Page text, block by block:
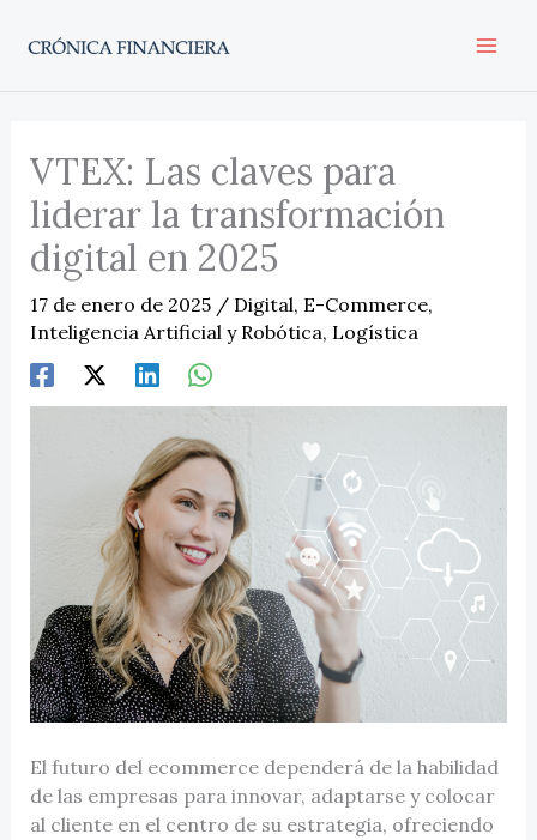
VTEX: Las claves para
liderar la transformación
digital en 2025
17 de enero de 2025 / Digital, E-Commerce,
Inteligencia Artificial y Robótica, Logística
El futuro del ecommerce dependerá de la habilidad
de las empresas para innovar, adaptarse y colocar
al cliente en el centro de su estrategia, ofreciendo